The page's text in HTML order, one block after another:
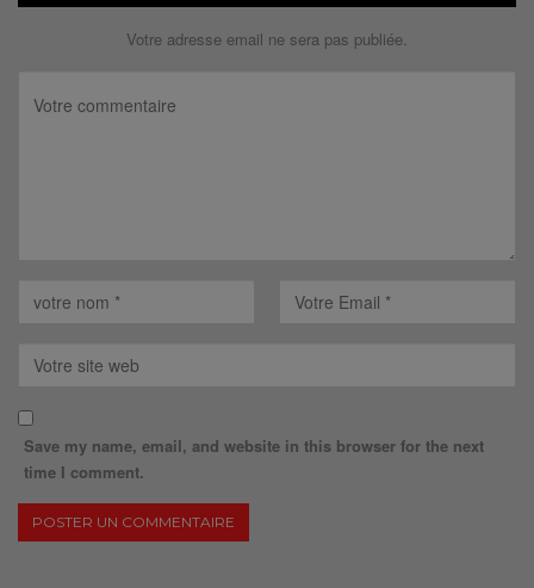
Votre adresse email ne sera pas publiée.
Save my name, email, and website in this browser for the next
time I comment.